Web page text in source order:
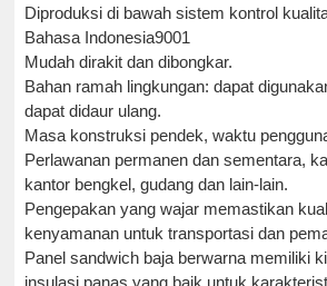
Diproduksi di bawah sistem kontrol
Bahasa Indonesia9001
Mudah dirakit dan dibongkar.
Bahan ramah lingkungan: dapat
dapat didaur ulang.
Masa konstruksi pendek, waktu
Perlawanan permanen dan sementara,
kantor bengkel, gudang dan lain-lain.
Pengepakan yang wajar memastikan
kenyamanan untuk transportasi dan
Panel sandwich baja berwarna memiliki
insulasi panas yang baik untuk